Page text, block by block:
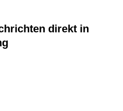
direkt in